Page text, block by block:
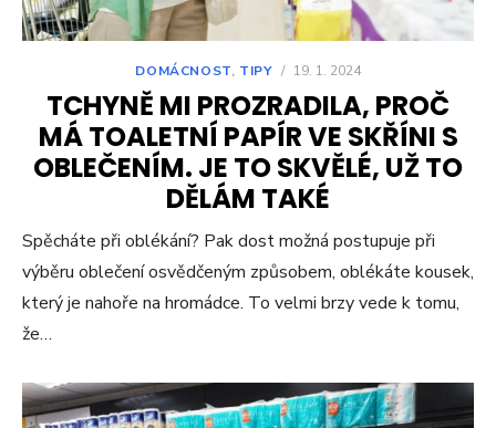
DOMÁCNOST, TIPY / 19. 1. 2024
TCHYNĚ MI PROZRADILA, PROČ
MÁ TOALETNÍ PAPÍR VE SKŘÍNI S
OBLEČENÍM. JE TO SKVĚLÉ, UŽ TO
DĚLÁM TAKÉ
Spěcháte při oblékání? Pak dost možná postupuje při
výběru oblečení osvědčeným způsobem, oblékáte kousek,
který je nahoře na hromádce. To velmi brzy vede k tomu,
že…